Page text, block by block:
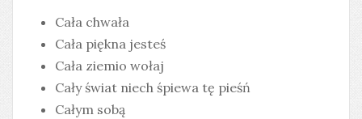
Cała chwała
Cała piękna jesteś
Cała ziemio wołaj
Cały świat niech śpiewa tę pieśń
Całym sobą